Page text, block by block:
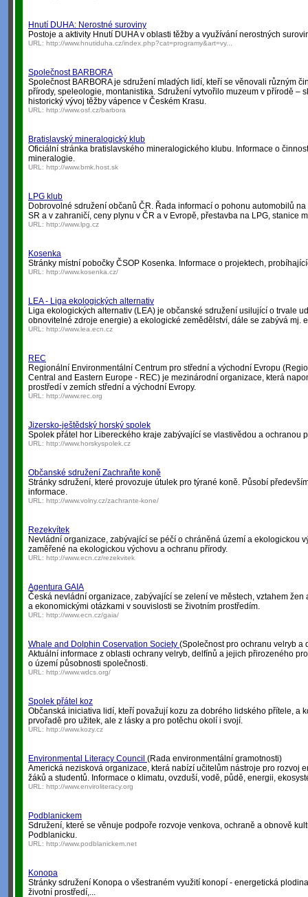
Hnutí DUHA: Nerostné suroviny
Postoje a aktivity Hnutí DUHA v oblasti těžby a využívání nerostných
URL: http://www.hnutiduha.cz/index.php?cat=programy&art=vy...
Společnost BARBORA
Společnost BARBORA je sdružení mladých lidí, kteří se věnovali různým
přírody, speleologie, montanistika. Sdružení vytvořilo muzeum v přírodě –
historický vývoj těžby vápence v Českém Krasu.
URL: http://www.osf.cz/barbora
Bratislavský mineralogický klub
Oficiální stránka bratislavského mineralogického klubu. Informace o
mineralogie.
URL: http://www.bmk.host.sk
LPG klub
Dobrovolné sdružení občanů ČR. Řada informací o pohonu automobilů
SR a v zahraničí, ceny plynu v ČR a v Evropě, přestavba na LPG, stanice
URL: http://www.lpg.cz
Kosenka
Stránky místní pobočky ČSOP Kosenka. Informace o projektech,
URL: http://www.kosenka.cz/
LEA - Liga ekologických alternativ
Liga ekologických alternativ (LEA) je občanské sdružení usilující o trvale
obnovitelné zdroje energie) a ekologické zemědělství, dále se zabývá mj.
URL: http://www.lea.ecn.cz
REC
Regionální Environmentální Centrum pro střední a východní Evropu
Central and Eastern Europe - REC) je mezinárodní organizace, která
prostředí v zemích střední a východní Evropy.
URL: http://www.rec.org
Jizersko-ještědský horský spolek
Spolek přátel hor Libereckého kraje zabývající se vlastivědou a ochranou
URL: http://www.horskyspolek.cz
Občanské sdružení Zachraňte koně
Stránky sdružení, které provozuje útulek pro týrané koně. Působí
informace.
URL: http://www.volny.cz/zachrante-kone/
Rezekvítek
Nevládní organizace, zabývající se péčí o chráněná území a ekologickou
zaměřené na ekologickou výchovu a ochranu přírody.
URL: http://www.ecn.cz/rezekvitek
Agentura GAIA
Česká nevládní organizace, zabývající se zelení ve městech, vztahem
a ekonomickými otázkami v souvislosti se životním prostředím.
URL: http://www.ecn.cz/gaia/
Whale and Dolphin Coservation Society (Společnost pro ochranu velryb a
Aktuální informace z oblasti ochrany velryb, delfínů a jejich přirozeného
o území působnosti společnosti.
URL: http://www.wdcs.org/
Spolek přátel koz
Občanská iniciativa lidí, kteří považují kozu za dobrého lidského přítele, a
prvořadě pro užitek, ale z lásky a pro potěchu okolí i svojí.
URL: http://www.kozy.cz
Environmental Literacy Council (Rada environmentální gramotnosti)
Americká nezisková organizace, která nabízí učitelům nástroje pro rozvoj
žáků a studentů. Informace o klimatu, ovzduší, vodě, půdě, energii,
URL: http://www.enviroliteracy.org
Podblanickem
Sdružení, které se věnuje podpoře rozvoje venkova, ochraně a obnově
Podblanicku.
URL: http://www.podblanickem.net
Konopa
Stránky sdružení Konopa o všestraném využití konopí - energetická
životní prostředí,...